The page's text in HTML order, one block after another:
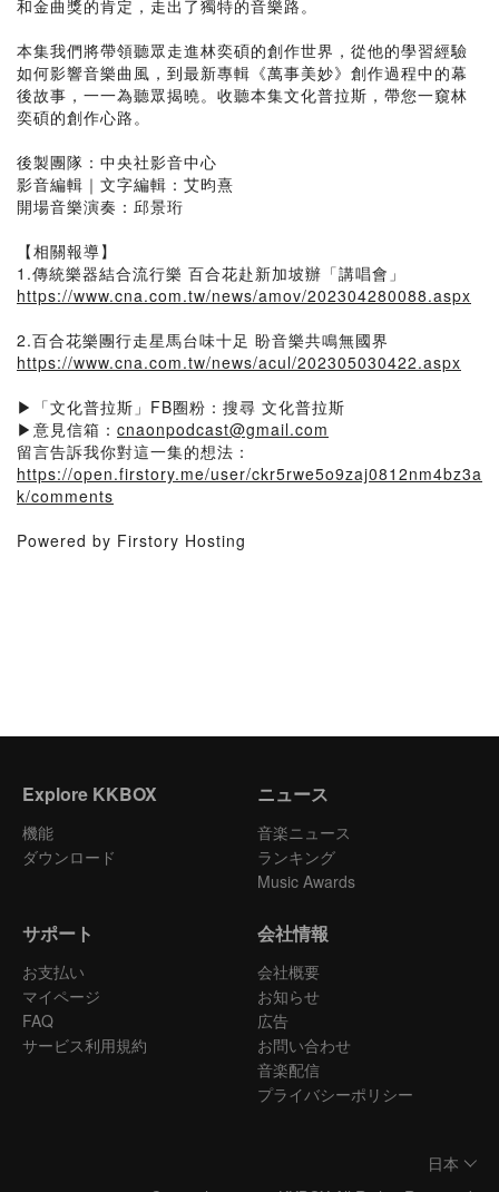
和金曲獎的肯定，走出了獨特的音樂路。
本集我們將帶領聽眾走進林奕碩的創作世界，從他的學習經驗
如何影響音樂曲風，到最新專輯《萬事美妙》創作過程中的幕
後故事，一一為聽眾揭曉。收聽本集文化普拉斯，帶您一窺林
奕碩的創作心路。
後製團隊：中央社影音中心
影音編輯｜文字編輯：艾昀熹
開場音樂演奏：邱景珩
【相關報導】
1.傳統樂器結合流行樂 百合花赴新加坡辦「講唱會」
https://www.cna.com.tw/news/amov/202304280088.aspx
2.百合花樂團行走星馬台味十足 盼音樂共鳴無國界
https://www.cna.com.tw/news/acul/202305030422.aspx
▶「文化普拉斯」FB圈粉：搜尋 文化普拉斯
▶意見信箱： cnaonpodcast@gmail.com
留言告訴我你對這一集的想法：
https://open.firstory.me/user/ckr5rwe5o9zaj0812nm4bz3a
k/comments
Powered by Firstory Hosting
Explore KKBOX
機能
ダウンロード
ニュース
音楽ニュース
ランキング
Music Awards
サポート
お支払い
マイページ
FAQ
サービス利用規約
会社情報
会社概要
お知らせ
広告
お問い合わせ
音楽配信
プライバシーポリシー
日本